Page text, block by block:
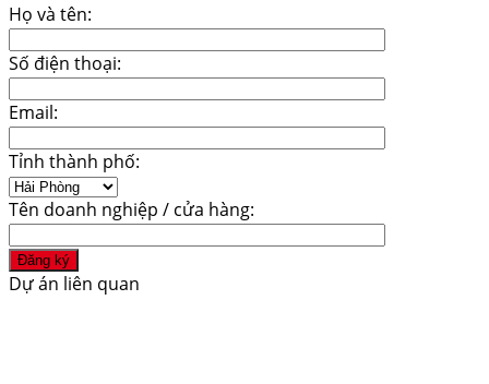
Họ và tên:
Số điện thoại:
Email:
Tỉnh thành phố:
Tên doanh nghiệp / cửa hàng:
Dự án liên quan